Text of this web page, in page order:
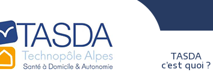
TASDA
c’est quoi ?